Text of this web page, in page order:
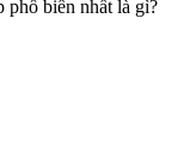
phổ biến nhất là gì?